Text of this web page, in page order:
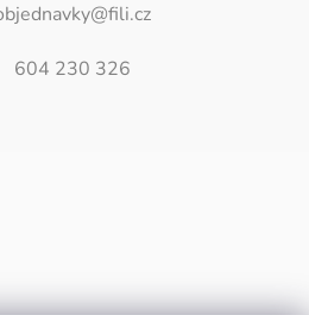
@fili.cz
604 230 326